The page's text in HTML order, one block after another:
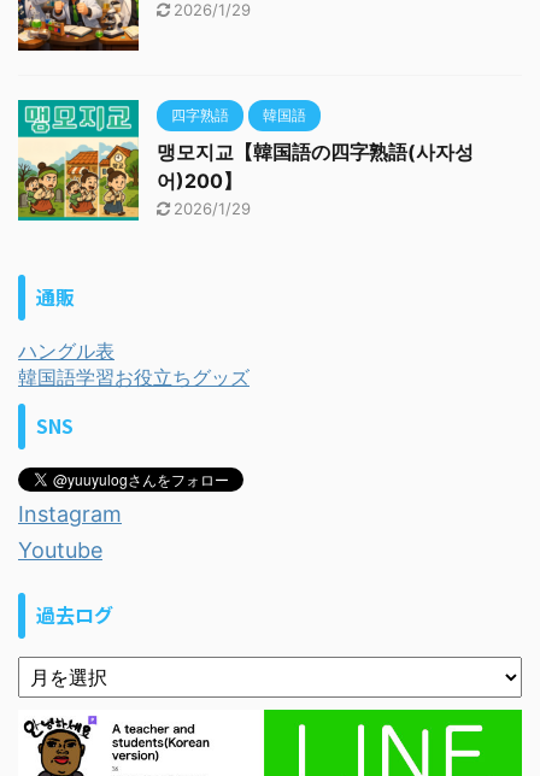
2026/1/29
四字熟語 韓国語
맹모지교【韓国語の四字熟語(사자성
어)200】
2026/1/29
通販
ハングル表
韓国語学習お役立ちグッズ
SNS
Instagram
Youtube
過去ログ